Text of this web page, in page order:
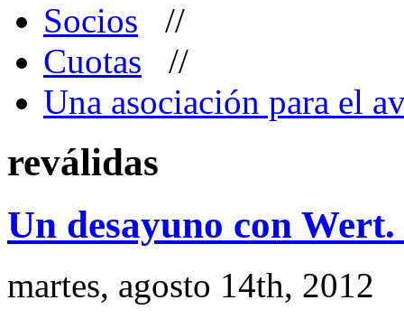
Socios //
Cuotas //
Una asociación para el
reválidas
Un desayuno con
martes, agosto 14th, 2012